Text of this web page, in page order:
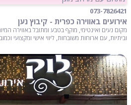
073-7826421
אירועים באווירה כפרית - קיבוץ נען
מקום נעים ואינטימי, מוקף בטבע ומתובל באווירה
וביתיות, עם ארוחות משובחות, ליווי אישי ומקצועי